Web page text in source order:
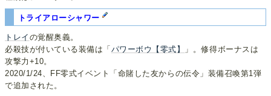
トライアローシャワー
トレイ の覚醒奥義。
必殺技が付いている装備は「 パワーボウ【零式】
」。修得ボーナスは
攻撃力+10。
2020/1/24、FF零式イベント「命賭した友からの伝令」装備召喚第1弾
で追加された。